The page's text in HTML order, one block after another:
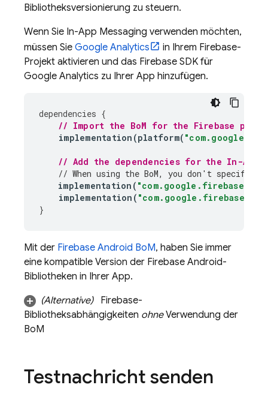
Bibliotheksversionierung zu steuern.
Wenn Sie In-App Messaging verwenden möchten,
müssen Sie Google Analytics
in Ihrem Firebase-
Projekt aktivieren und das Firebase SDK für
Google Analytics zu Ihrer App hinzufügen.
dependencies {
// Import the BoM for the Firebase
implementation (platform(
// Add the dependencies for the In-App
// When using the BoM, you don't specify
implementation (
implementation (
}
Mit der Firebase Android BoM, haben Sie immer
eine kompatible Version der Firebase Android-
Bibliotheken in Ihrer App.
(Alternative)Firebase-
Bibliotheksabhängigkeiten ohneVerwendung der
BoM
Testnachricht senden